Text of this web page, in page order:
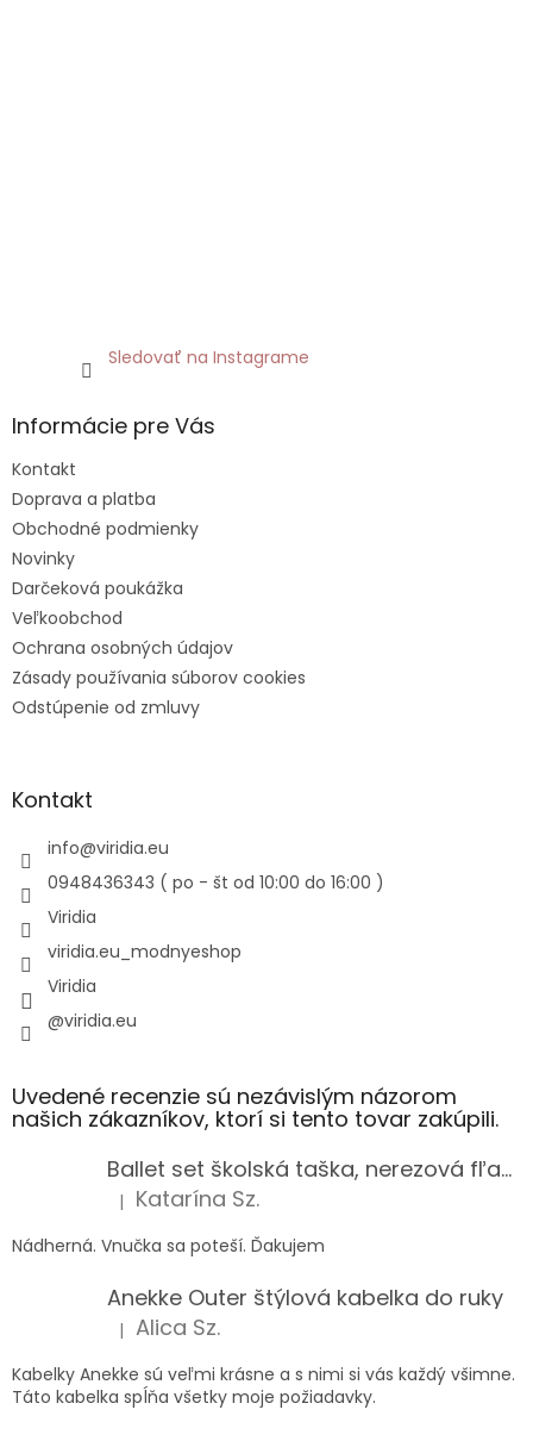
Sledovať na Instagrame
Informácie pre Vás
Kontakt
Doprava a platba
Obchodné podmienky
Novinky
Darčeková poukážka
Veľkoobchod
Ochrana osobných údajov
Zásady používania súborov cookies
Odstúpenie od zmluvy
Kontakt
info@viridia.eu
0948436343 ( po - št od 10:00 do 16:00 )
Viridia
viridia.eu_modnyeshop
Viridia
@viridia.eu
Uvedené recenzie sú nezávislým názorom
našich zákazníkov, ktorí si tento tovar zakúpili.
Ballet set školská taška, nerezová fľaša a plný peračník s motívom baletky pre dievča
Hodnotenie produktu je 5 z 5 hviezdičiek.
| Katarína Sz.
Nádherná. Vnučka sa poteší. Ďakujem
Anekke Outer štýlová kabelka do ruky
Hodnotenie produktu je 5 z 5 hviezdičiek.
| Alica Sz.
Kabelky Anekke sú veľmi krásne a s nimi si vás každý všimne.
Táto kabelka spĺňa všetky moje požiadavky.